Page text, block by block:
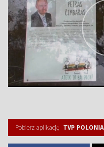
Pobierz aplikację TVP POLONIA